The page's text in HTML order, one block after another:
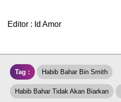
Editor : Id Amor
Tag : Habib Bahar Bin Smith
Habib Bahar Tidak Akan Biarkan